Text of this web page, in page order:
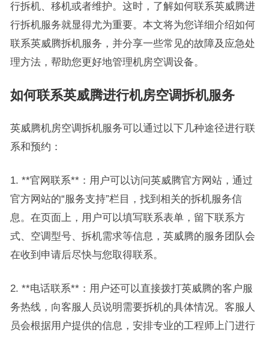
行拆机、移机或者维护。这时，了解如何联系英威腾进
行拆机服务就显得尤为重要。本文将为您详细介绍如何
联系英威腾拆机服务，并分享一些常见的故障及应急处
理方法，帮助您更好地管理机房空调设备。
如何联系英威腾进行机房空调拆机服务
英威腾机房空调拆机服务可以通过以下几种途径进行联
系和预约：
1. **官网联系**：用户可以访问英威腾官方网站，通过
官方网站的“服务支持”栏目，找到相关的拆机服务信
息。在页面上，用户可以填写联系表单，留下联系方
式、空调型号、拆机需求等信息，英威腾的服务团队会
在收到申请后尽快与您取得联系。
2. **电话联系**：用户还可以直接拨打英威腾的客户服
务热线，向客服人员说明需要拆机的具体情况。客服人
员会根据用户提供的信息，安排专业的工程师上门进行